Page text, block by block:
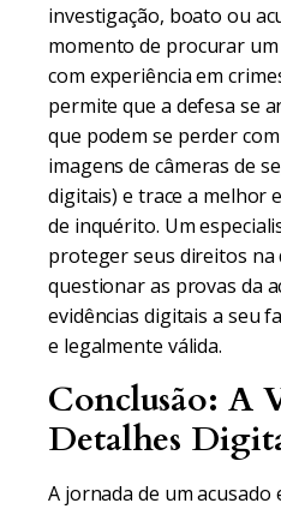
investigação, boato ou
momento de procurar
com experiência em
permite que a defesa se
que podem se perder
imagens de câmeras de
digitais) e trace a melhor
de inquérito. Um
proteger seus direitos na
questionar as provas da
evidências digitais a seu
e legalmente válida.
Conclusão: A
Detalhes
A jornada de um acusado